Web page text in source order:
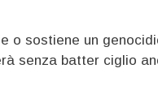
o sostiene un
senza batter ciglio